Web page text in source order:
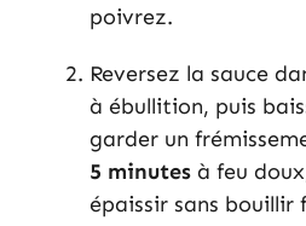
poivrez.
Reversez la sauce
à ébullition, puis
garder un
5 minutes à feu
épaissir sans